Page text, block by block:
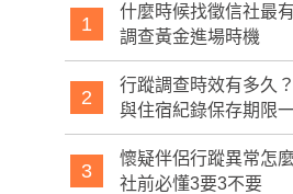
1
什麼時候找徵信社最
調查黃金進場時機
2
行蹤調查時效有多久
與住宿紀錄保存期限
3
懷疑伴侶行蹤異常怎
社前必懂3要3不要